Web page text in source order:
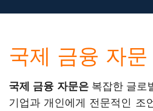
국제 금융 자
국제 금융 자문은복잡한 글로
기업과 개인에게 전문적인 조